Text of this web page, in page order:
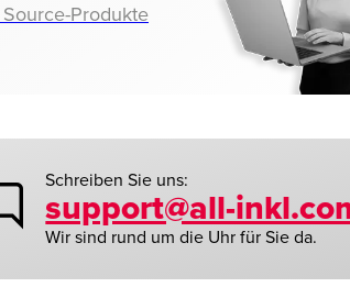
Produkte
Schreiben Sie uns:
support@all-
Wir sind rund um die Uhr für Sie da.